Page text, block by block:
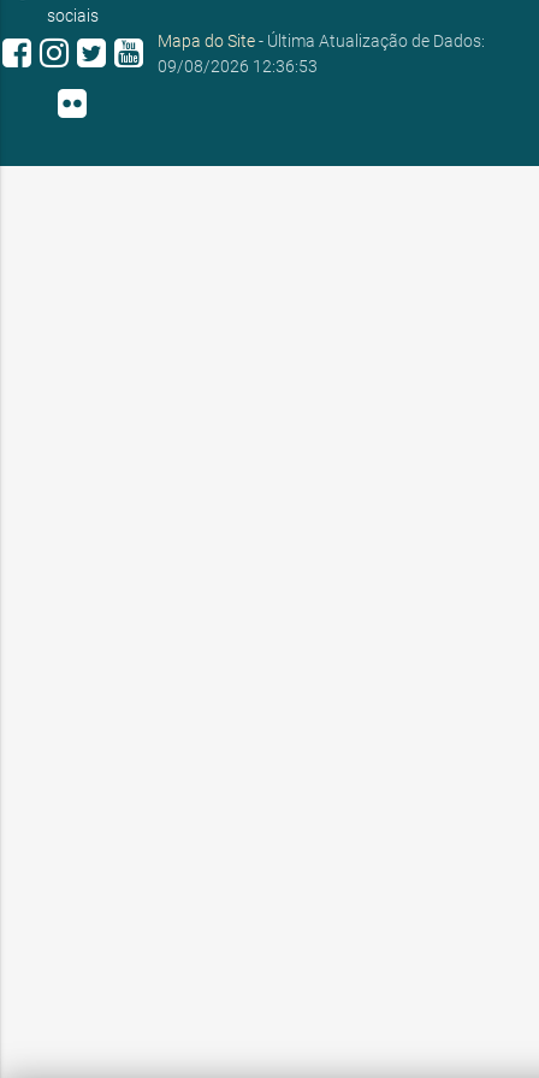
sociais
Mapa do Site- Última Atualização de Dados:
09/08/2026 12:36:53